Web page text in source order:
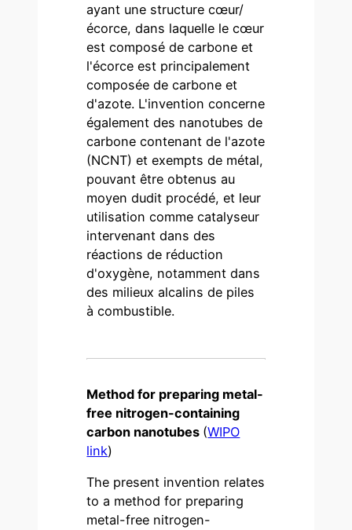
ayant une structure cœur/
écorce, dans laquelle le cœur
est composé de carbone et
l'écorce est principalement
composée de carbone et
d'azote. L'invention concerne
également des nanotubes de
carbone contenant de l'azote
(NCNT) et exempts de métal,
pouvant être obtenus au
moyen dudit procédé, et leur
utilisation comme catalyseur
intervenant dans des
réactions de réduction
d'oxygène, notamment dans
des milieux alcalins de piles
à combustible.
Method for preparing metal-
free nitrogen-containing
carbon nanotubes (WIPO
link)
The present invention relates
to a method for preparing
metal-free nitrogen-